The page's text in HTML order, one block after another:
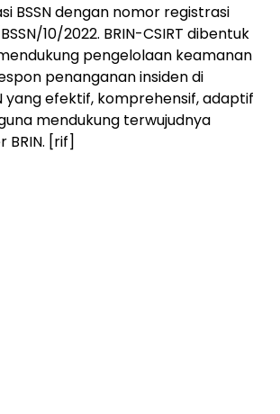
BSSN dengan nomor registrasi
10/2022. BRIN-CSIRT dibentuk
pengelolaan keamanan
penanganan insiden di
yang efektif, komprehensif, adaptif
mendukung terwujudnya
BRIN. [rif]